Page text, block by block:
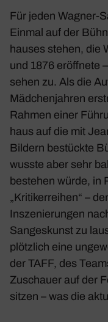
Für jeden Wagner-
Einmal auf der
hauses stehen, die
und 1876 eröff­nete
sehen zu. Als die
Mädchen­jahren
Rahmen einer
haus auf die mit
Bildern bestückte
wusste aber sehr
bestehen würde, in
„Kriti­ker­reihen“ –
Insze­nie­rungen
Sanges­kunst zu
plötz­lich eine
der TAFF, des
Zuschauer auf der
sitzen – was die